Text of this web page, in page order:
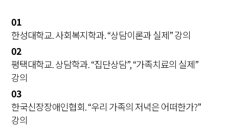
01
한성대학교. 사회복지학과. “상담이론과 실제” 강의
02
평택대학교. 상담학과. “집단상담”, “가족치료의 실제”
강의
03
한국신장장애인협회. “우리 가족의 저녁은 어떠한가?”
강의